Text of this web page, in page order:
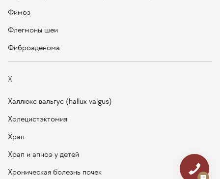
Фимоз
Флегмоны шеи
Фиброаденома
Х
Халлюкс вальгус (hallux valgus)
Холецистэктомия
Храп
Храп и апноэ у детей
Хроническая болезнь почек